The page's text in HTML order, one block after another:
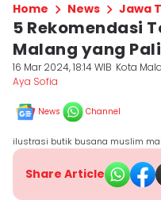
Home News Jawa
5 Rekomendasi
Malang yang
16 Mar 2024, 18:14 WIB Kota
Aya Sofia
News Channel
ilustrasi butik busana muslim
Share Article